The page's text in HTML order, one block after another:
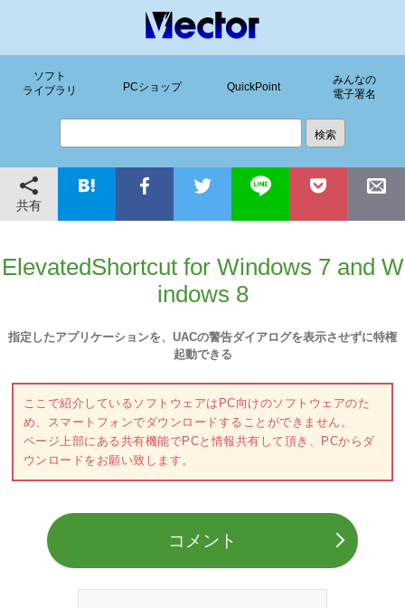
ソフト
ライブラリ
PCショップ QuickPoint
みんなの
電子署名
共有
ElevatedShortcut for Windows 7 and W
indows 8
指定したアプリケーションを、UACの警告ダイアログを表示させずに特権
起動できる
ここで紹介しているソフトウェアはPC向けのソフトウェアのた
め、スマートフォンでダウンロードすることができません。
ページ上部にある共有機能でPCと情報共有して頂き、PCからダ
ウンロードをお願い致します。
コメント